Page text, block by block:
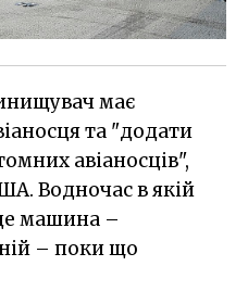
має
та "додати
авіаносців",
Водночас в якій
машина –
– поки що